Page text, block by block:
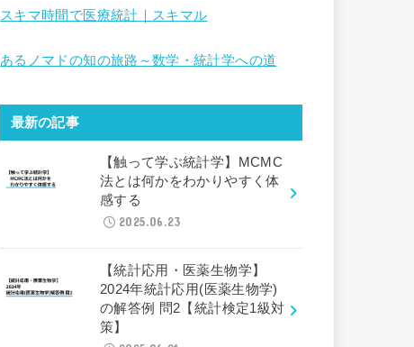
スキマ時間で医療統計｜スキマル
あるノマドの知の旅路～数学・統計学への道
最新の記事
【触って学ぶ統計学】MCMC
法とは何かをわかりやすく体
感する
2025.06.23
【統計応用・医薬生物学】
2024年統計応用(医薬生物学)
の解答例 問2【統計検定1級対
策】